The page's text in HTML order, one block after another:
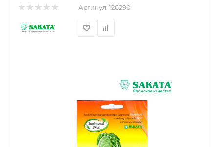
Артикул: 126290